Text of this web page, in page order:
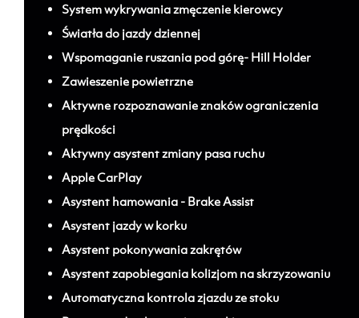
System wykrywania zmęczenie kierowcy
Światła do jazdy dziennej
Wspomaganie ruszania pod górę- Hill Holder
Zawieszenie powietrzne
Aktywne rozpoznawanie znaków ograniczenia
prędkości
Aktywny asystent zmiany pasa ruchu
Apple CarPlay
Asystent hamowania - Brake Assist
Asystent jazdy w korku
Asystent pokonywania zakrętów
Asystent zapobiegania kolizjom na skrzyzowaniu
Automatyczna kontrola zjazdu ze stoku